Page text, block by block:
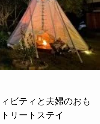
ビティと夫婦のおも
リートステイ